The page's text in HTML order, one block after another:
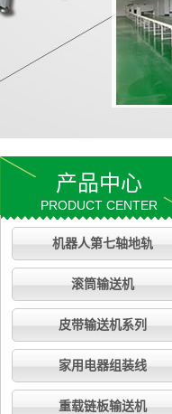
产品中心
PRODUCT CENTER
机器人第七轴地轨
滚筒输送机
皮带输送机系列
家用电器组装线
重载链板输送机